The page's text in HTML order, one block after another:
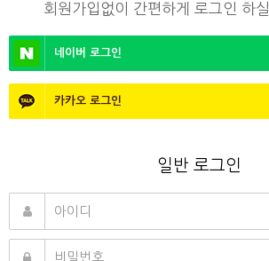
회원가입없이 간편하게 로그인 하
네이버 로그인
카카오 로그인
일반 로그인